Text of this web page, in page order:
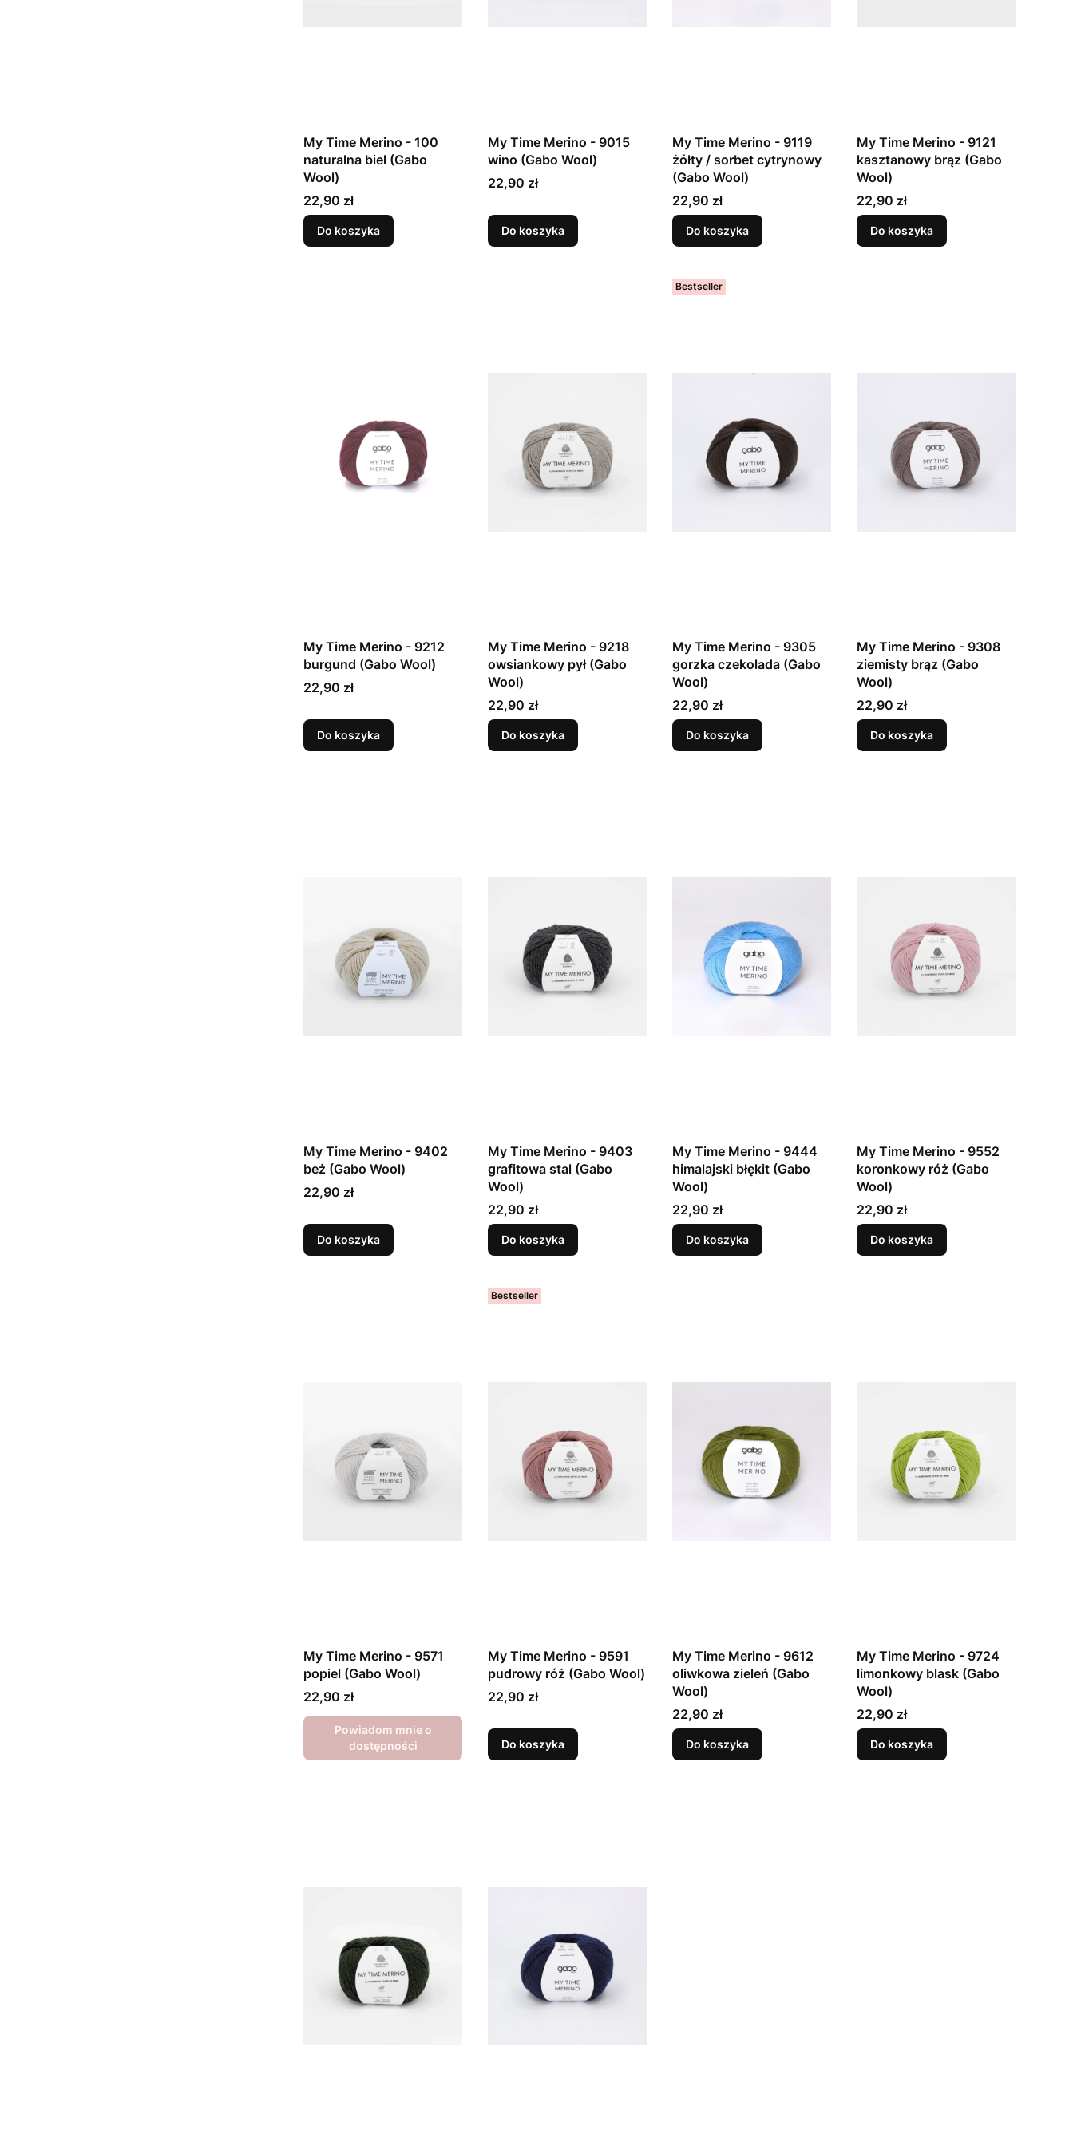
My Time Merino - 100
naturalna biel (Gabo
Wool)
Cena
22,90 zł
Do koszyka
My Time Merino - 9015
wino (Gabo Wool)
Cena
22,90 zł
Do koszyka
My Time Merino - 9119
żółty / sorbet cytrynowy
(Gabo Wool)
Cena
22,90 zł
Do koszyka
My Time Merino - 9121
kasztanowy brąz (Gabo
Wool)
Cena
22,90 zł
Do koszyka
My Time Merino - 9212
burgund (Gabo Wool)
Cena
22,90 zł
Do koszyka
My Time Merino - 9218
owsiankowy pył (Gabo
Wool)
Cena
22,90 zł
Do koszyka
Bestseller
My Time Merino - 9305
gorzka czekolada (Gabo
Wool)
Cena
22,90 zł
Do koszyka
My Time Merino - 9308
ziemisty brąz (Gabo
Wool)
Cena
22,90 zł
Do koszyka
My Time Merino - 9402
beż (Gabo Wool)
Cena
22,90 zł
Do koszyka
My Time Merino - 9403
grafitowa stal (Gabo
Wool)
Cena
22,90 zł
Do koszyka
My Time Merino - 9444
himalajski błękit (Gabo
Wool)
Cena
22,90 zł
Do koszyka
My Time Merino - 9552
koronkowy róż (Gabo
Wool)
Cena
22,90 zł
Do koszyka
My Time Merino - 9571
popiel (Gabo Wool)
Cena
22,90 zł
Powiadom mnie o
dostępności
Bestseller
My Time Merino - 9591
pudrowy róż (Gabo Wool)
Cena
22,90 zł
Do koszyka
My Time Merino - 9612
oliwkowa zieleń (Gabo
Wool)
Cena
22,90 zł
Do koszyka
My Time Merino - 9724
limonkowy blask (Gabo
Wool)
Cena
22,90 zł
Do koszyka